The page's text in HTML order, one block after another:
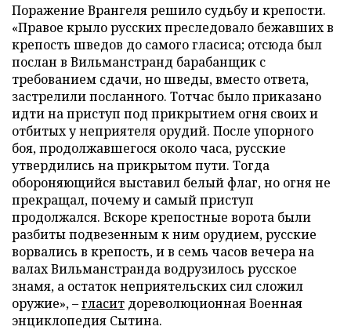
Поражение Врангеля решило судьбу и крепости.
«Правое крыло русских преследовало бежавших в
крепость шведов до самого гласиса; отсюда был
послан в Вильманстранд барабанщик с
требованием сдачи, но шведы, вместо ответа,
застрелили посланного. Тотчас было приказано
идти на приступ под прикрытием огня своих и
отбитых у неприятеля орудий. После упорного
боя, продолжавшегося около часа, русские
утвердились на прикрытом пути. Тогда
обороняющийся выставил белый флаг, но огня не
прекращал, почему и самый приступ
продолжался. Вскоре крепостные ворота были
разбиты подвезенным к ним орудием, русские
ворвались в крепость, и в семь часов вечера на
валах Вильманстранда водрузилось русское
знамя, а остаток неприятельских сил сложил
оружие», –гласит дореволюционная Военная
энциклопедия Сытина.